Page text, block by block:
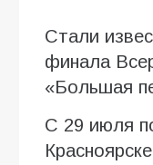
Стали
финала
«Большая
С 29 июля